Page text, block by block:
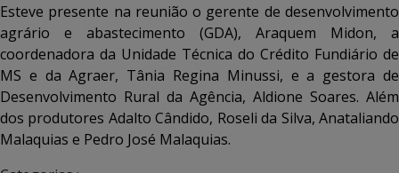
Esteve presente na reunião o gerente de desenvolvimento
agrário e abastecimento (GDA), Araquem Midon, a
coordenadora da Unidade Técnica do Crédito Fundiário de
MS e da Agraer, Tânia Regina Minussi, e a gestora de
Desenvolvimento Rural da Agência, Aldione Soares. Além
dos produtores Adalto Cândido, Roseli da Silva, Anataliando
Malaquias e Pedro José Malaquias.